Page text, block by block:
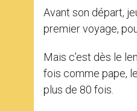
Avant son départ,
premier voyage,
Mais c’est dès le
fois comme pape,
plus de 80 fois.